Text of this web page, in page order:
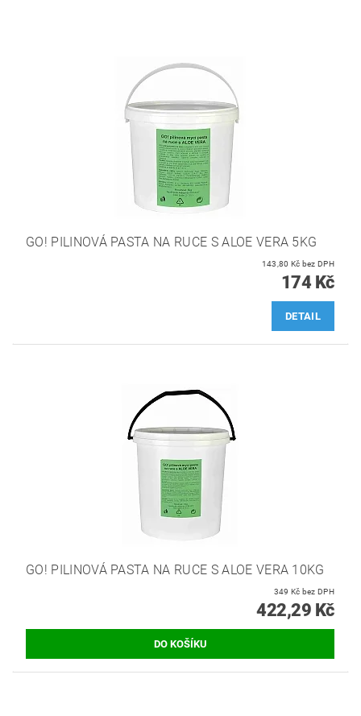
GO! PILINOVÁ PASTA NA RUCE S ALOE VERA 5KG
143,80 Kč bez DPH
174 Kč
DETAIL
GO! PILINOVÁ PASTA NA RUCE S ALOE VERA 10KG
349 Kč bez DPH
422,29 Kč